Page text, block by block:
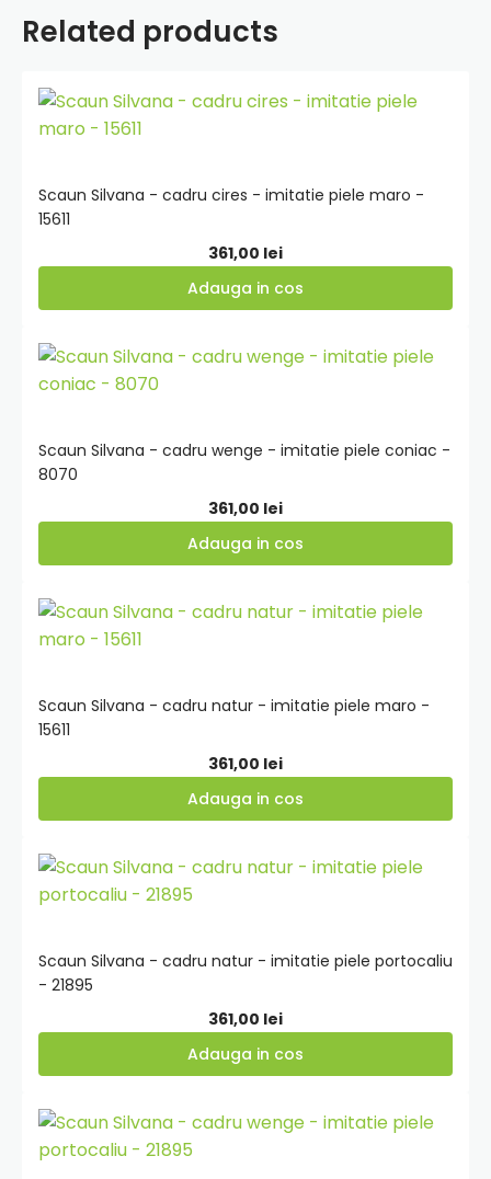
cadru
wenge
piele
Related products
Scaun Silvana - cadru cires - imitatie piele maro -
15611
361,00 lei
Adauga in cos
Adauga
Scaun Silvana - cadru wenge - imitatie piele coniac -
8070
361,00 lei
Adauga in cos
Adauga
Scaun Silvana - cadru natur - imitatie piele maro -
15611
361,00 lei
Adauga in cos
Adauga
Scaun Silvana - cadru natur - imitatie piele portocaliu
- 21895
361,00 lei
Adauga in cos
Adauga
Adauga